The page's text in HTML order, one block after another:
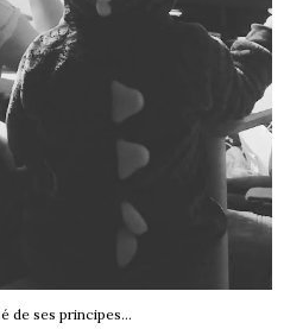
de ses principes...